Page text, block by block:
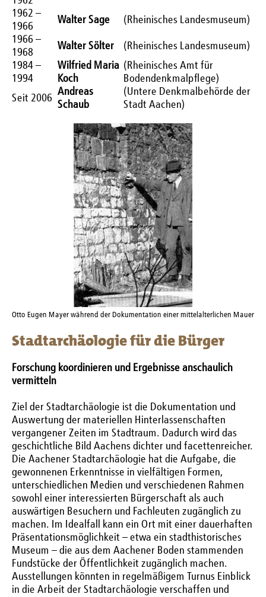
1962 –
1966
Walter Sage
(Rheinisches Landesmuseum)
1966 –
1968
Walter Sölter
(Rheinisches Landesmuseum)
1984 –
1994
Wilfried Maria
Koch
(Rheinisches Amt für
Bodendenkmalpflege)
Seit 2006
Andreas
Schaub
(Untere Denkmalbehörde der
Stadt Aachen)
Otto Eugen Mayer während der Dokumentation einer mittelalterlichen Mauer
Stadtarchäologie für die Bürger
Forschung koordinieren und Ergebnisse anschaulich
vermitteln
Ziel der Stadtarchäologie ist die Dokumentation und
Auswertung der materiellen Hinterlassenschaften
vergangener Zeiten im Stadtraum. Dadurch wird das
geschichtliche Bild Aachens dichter und facettenreicher.
Die Aachener Stadtarchäologie hat die Aufgabe, die
gewonnenen Erkenntnisse in vielfältigen Formen,
unterschiedlichen Medien und verschiedenen Rahmen
sowohl einer interessierten Bürgerschaft als auch
auswärtigen Besuchern und Fachleuten zugänglich zu
machen. Im Idealfall kann ein Ort mit einer dauerhaften
Präsentationsmöglichkeit – etwa ein stadthistorisches
Museum – die aus dem Aachener Boden stammenden
Fundstücke der Öffentlichkeit zugänglich machen.
Ausstellungen könnten in regelmäßigem Turnus Einblick
in die Arbeit der Stadtarchäologie verschaffen und